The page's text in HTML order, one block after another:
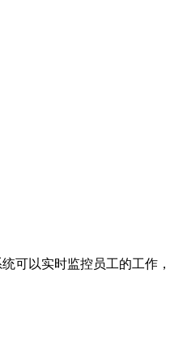
可以实时监控员工的工作，